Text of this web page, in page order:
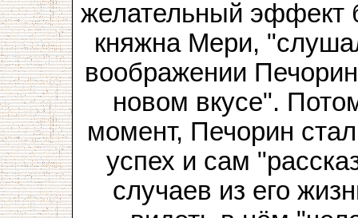
желательный эффект
княжна Мери,
воображении
новом вкусе".
момент, Печорин
успех и сам
случаев из его